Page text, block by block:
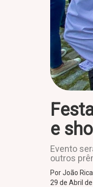
e
Evento
outros
Por João
29 de Abril